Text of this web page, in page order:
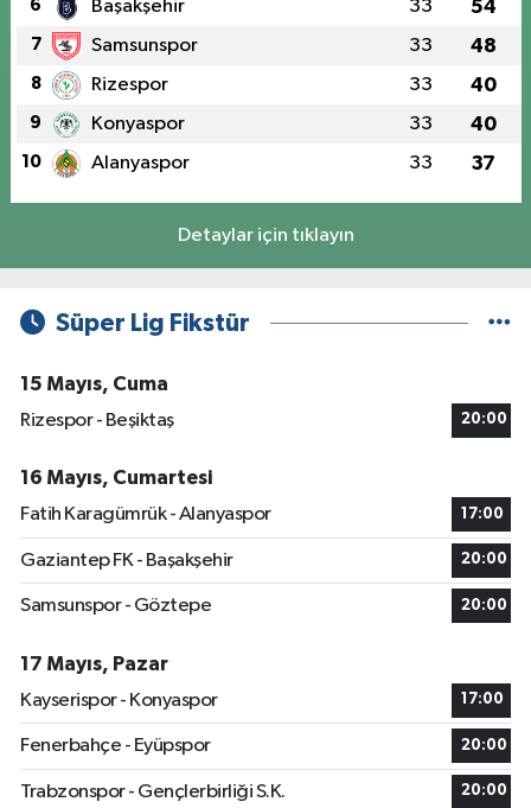
6 Başakşehir 33 54
7 Samsunspor 33 48
8 Rizespor 33 40
9 Konyaspor 33 40
10 Alanyaspor 33 37
Detaylar için tıklayın
Süper Lig Fikstür
15 Mayıs, Cuma
Rizespor - Beşiktaş
20:00
16 Mayıs, Cumartesi
Fatih Karagümrük - Alanyaspor
17:00
Gaziantep FK - Başakşehir 20:00
Samsunspor - Göztepe 20:00
17 Mayıs, Pazar
Kayserispor - Konyaspor
17:00
Fenerbahçe - Eyüpspor 20:00
Trabzonspor - Gençlerbirliği S.K. 20:00